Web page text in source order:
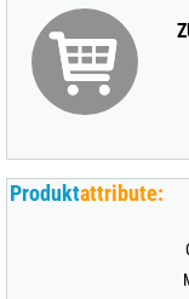
Produktattribute: